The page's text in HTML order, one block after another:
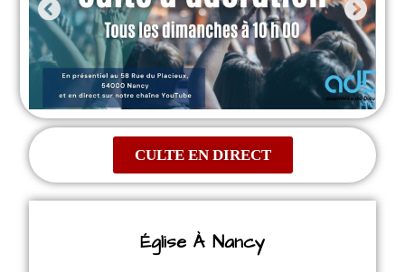
CULTE EN DIRECT
Église À Nancy